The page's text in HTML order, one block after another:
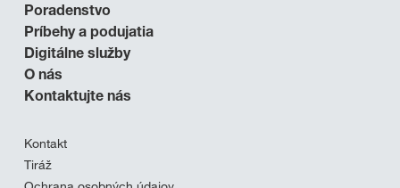
Poradenstvo
Príbehy a podujatia
Digitálne služby
O nás
Kontaktujte nás
Kontakt
Tiráž